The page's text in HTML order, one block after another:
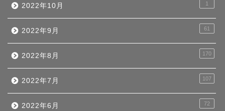
2022年10月 1
2022年9月 61
2022年8月 170
2022年7月 107
2022年6月 72